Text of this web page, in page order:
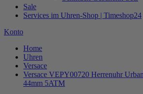
Sale
Services im Uhren-Shop | Timeshop24
Konto
Home
Uhren
Versace
Versace VEPY00720 Herrenuhr
44mm 5ATM